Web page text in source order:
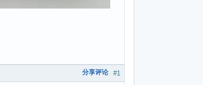
#1
分享评论